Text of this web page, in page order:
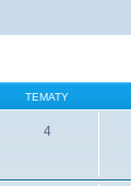
TEMATY
4